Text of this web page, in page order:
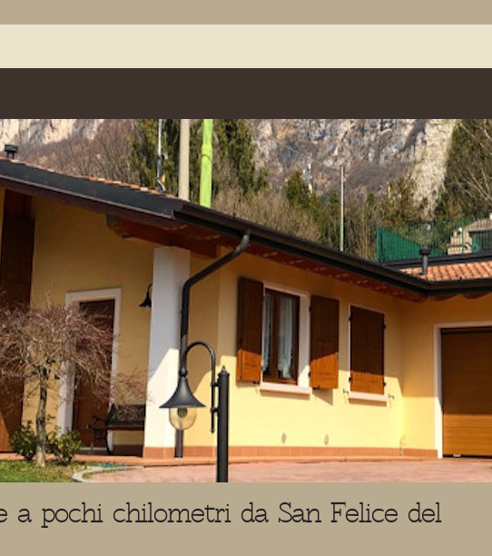
a pochi chilometri da San Felice del